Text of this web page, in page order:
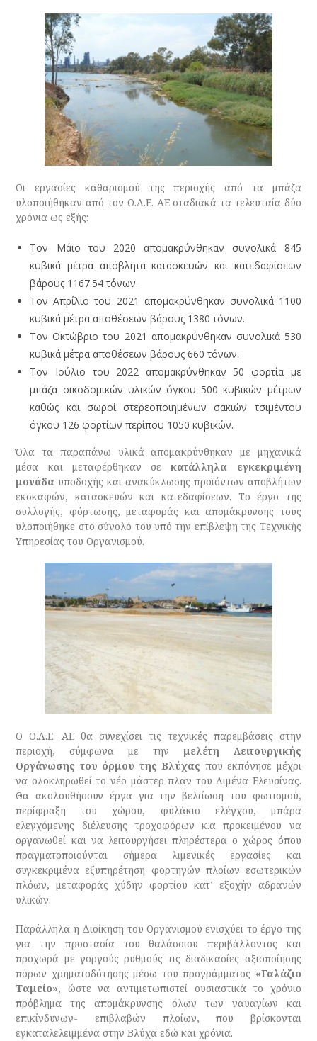
Οι εργασίες καθαρισμού της περιοχής από τα μπάζα
υλοποιήθηκαν από τον Ο.Λ.Ε. ΑΕ σταδιακά τα τελευταία δύο
χρόνια ως εξής:
Τον Μάιο του 2020 απομακρύνθηκαν συνολικά 845
κυβικά μέτρα απόβλητα κατασκευών και κατεδαφίσεων
βάρους 1167.54 τόνων.
Τον Απρίλιο του 2021 απομακρύνθηκαν συνολικά 1100
κυβικά μέτρα αποθέσεων βάρους 1380 τόνων.
Τον Οκτώβριο του 2021 απομακρύνθηκαν συνολικά 530
κυβικά μέτρα αποθέσεων βάρους 660 τόνων.
Τον Ιούλιο του 2022 απομακρύνθηκαν 50 φορτία με
μπάζα οικοδομικών υλικών όγκου 500 κυβικών μέτρων
καθώς και σωροί στερεοποιημένων σακιών τσιμέντου
όγκου 126 φορτίων περίπου 1050 κυβικών.
Όλα τα παραπάνω υλικά απομακρύνθηκαν με μηχανικά
μέσα και μεταφέρθηκαν σε κατάλληλα εγκεκριμένη
μονάδα υποδοχής και ανακύκλωσης προϊόντων αποβλήτων
εκσκαφών, κατασκευών και κατεδαφίσεων. Το έργο της
συλλογής, φόρτωσης, μεταφοράς και απομάκρυνσης τους
υλοποιήθηκε στο σύνολό του υπό την επίβλεψη της Τεχνικής
Υπηρεσίας του Οργανισμού.
Ο Ο.Λ.Ε. ΑΕ θα συνεχίσει τις τεχνικές παρεμβάσεις στην
περιοχή, σύμφωνα με την μελέτη Λειτουργικής
Οργάνωσης του όρμου της Βλύχας που εκπόνησε μέχρι
να ολοκληρωθεί το νέο μάστερ πλαν του Λιμένα Ελευσίνας.
Θα ακολουθήσουν έργα για την βελτίωση του φωτισμού,
περίφραξη του χώρου, φυλάκιο ελέγχου, μπάρα
ελεγχόμενης διέλευσης τροχοφόρων κ.α προκειμένου να
οργανωθεί και να λειτουργήσει πληρέστερα ο χώρος όπου
πραγματοποιούνται σήμερα λιμενικές εργασίες και
συγκεκριμένα εξυπηρέτηση φορτηγών πλοίων εσωτερικών
πλόων, μεταφοράς χύδην φορτίου κατ’ εξοχήν αδρανών
υλικών.
Παράλληλα η Διοίκηση του Οργανισμού ενισχύει το έργο της
για την προστασία του θαλάσσιου περιβάλλοντος και
προχωρά με γοργούς ρυθμούς τις διαδικασίες αξιοποίησης
πόρων χρηματοδότησης μέσω του προγράμματος «Γαλάζιο
Ταμείο», ώστε να αντιμετωπιστεί ουσιαστικά το χρόνιο
πρόβλημα της απομάκρυνσης όλων των ναυαγίων και
επικίνδυνων- επιβλαβών πλοίων, που βρίσκονται
εγκαταλελειμμένα στην Βλύχα εδώ και χρόνια.